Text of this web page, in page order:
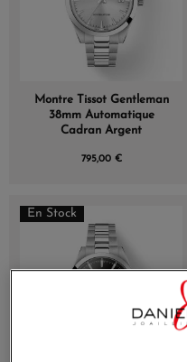
Montre Tissot Gentleman
38mm Automatique
Cadran Argent
795,00 €
En Stock